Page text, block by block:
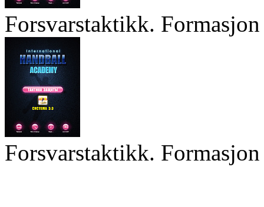
Forsvarstaktikk.
Forsvarstaktikk.